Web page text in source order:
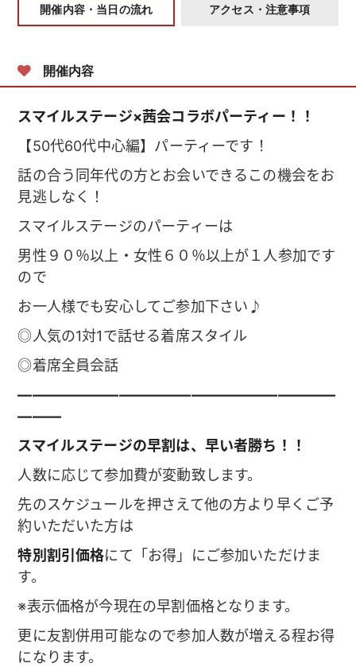
開催内容・当日の流れ アクセス・注意事項
開催内容
スマイルステージ×茜会コラボパーティー！！
【50代60代中心編】パーティーです！
話の合う同年代の方とお会いできるこの機会をお
見逃しなく！
スマイルステージのパーティーは
男性９０％以上・女性６０％以上が１人参加です
ので
お一人様でも安心してご参加下さい♪
◎人気の1対1で話せる着席スタイル
◎着席全員会話
——————————————————————
———
スマイルステージの早割は、早い者勝ち！！
人数に応じて参加費が変動致します。
先のスケジュールを押さえて他の方より早くご予
約いただいた方は
特別割引価格にて「お得」にご参加いただけま
す。
※表示価格が今現在の早割価格となります。
更に友割併用可能なので参加人数が増える程お得
になります。